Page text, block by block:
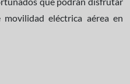
eléctrica aérea en